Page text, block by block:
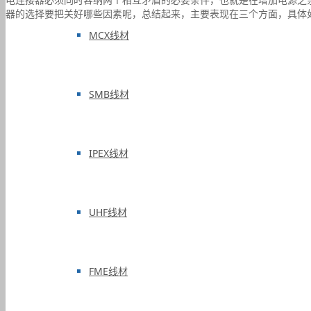
MCX线材
SMB线材
IPEX线材
UHF线材
FME线材
器的选择要把关好哪些因素呢，总结起来，主要表现在三个方面，具体